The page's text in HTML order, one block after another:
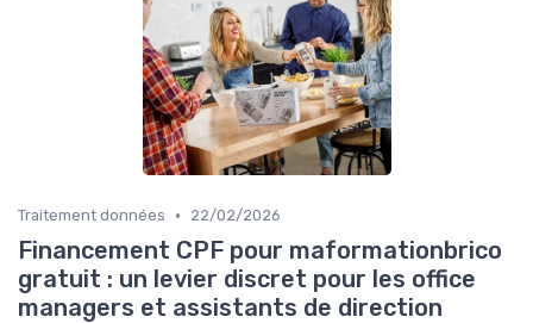
Traitement données • 22/02/2026
Financement CPF pour maformationbrico
gratuit : un levier discret pour les office
managers et assistants de direction